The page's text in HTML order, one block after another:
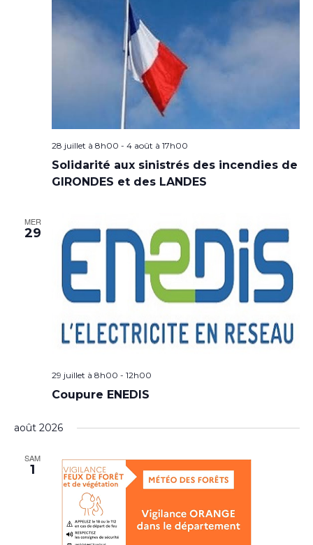
28 juillet à 8h00 - 4 août à 17h00
Solidarité aux sinistrés des incendies de
GIRONDES et des LANDES
MER
29
29 juillet à 8h00 - 12h00
Coupure ENEDIS
août 2026
SAM
1